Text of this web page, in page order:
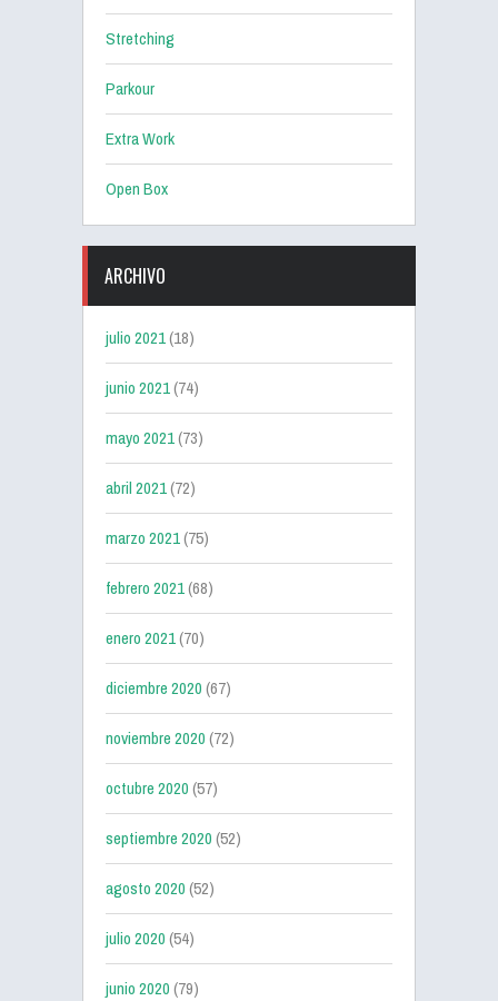
Stretching
Parkour
Extra Work
Open Box
ARCHIVO
julio 2021(18)
junio 2021(74)
mayo 2021(73)
abril 2021(72)
marzo 2021(75)
febrero 2021(68)
enero 2021(70)
diciembre 2020(67)
noviembre 2020(72)
octubre 2020(57)
septiembre 2020(52)
agosto 2020(52)
julio 2020(54)
junio 2020(79)